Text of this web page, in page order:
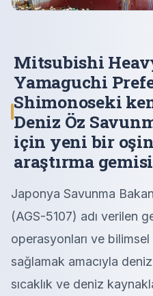
Mitsubishi
Yamaguchi
Shimonoseki
Deniz Öz
için yeni bir
araştırma
Japonya Savunma
(AGS-5107) adı verilen
operasyonları ve
sağlamak amacıyla
sıcaklık ve deniz